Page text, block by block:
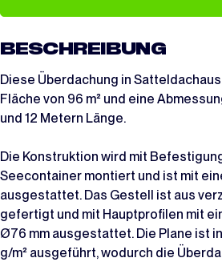
BESCHREIBUNG
Diese Überdachung in
Fläche von 96 m² und eine
und 12 Metern Länge.
Die Konstruktion wird mit
Seecontainer montiert und ist mit
ausgestattet. Das Gestell ist aus
gefertigt und mit Hauptprofilen mit
Ø76 mm ausgestattet. Die Plane ist
g/m² ausgeführt, wodurch die